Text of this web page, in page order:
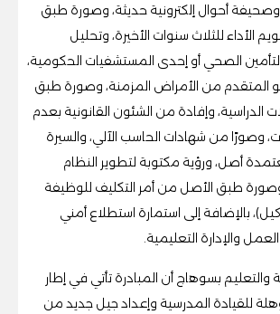
وصحيفة أحوال إلكترونية حديثة، وصورة طبق
الأداء للثلاث سنوات الأخيرة، وتحليل
الصحي أو إحدى المستشفيات الحكومية،
المتقدم من الأمراض المزمنة، وصورة طبق
الدراسية، وإفادة من الشئون القانونية بعدم
وصورًا من شهادات الحاسب الآلي، والسيرة
أصل، ورؤية مكتوبة لتطوير النظام
وصورة طبق الأصل من أمر التكليف للوظيفة
بالإضافة إلى استمارة استطلاع أمني
والإدارة التعليمية.
والتعليم بسوهاج أن المبادرة تأتي في إطار
للقيادة المدرسية وإعداد جيل جديد من